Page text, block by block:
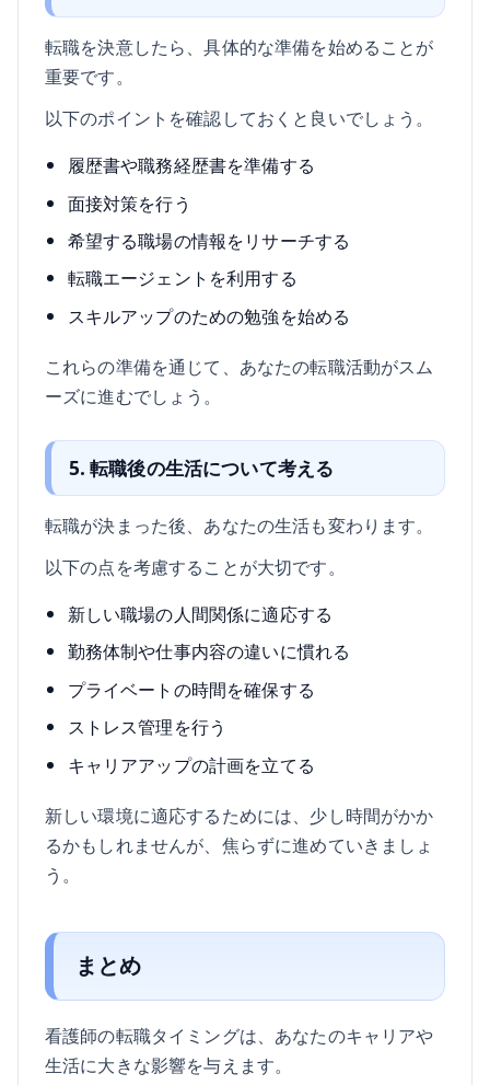
転職を決意したら、具体的な準備を始めることが
重要です。
以下のポイントを確認しておくと良いでしょう。
履歴書や職務経歴書を準備する
面接対策を行う
希望する職場の情報をリサーチする
転職エージェントを利用する
スキルアップのための勉強を始める
これらの準備を通じて、あなたの転職活動がスム
ーズに進むでしょう。
5. 転職後の生活について考える
転職が決まった後、あなたの生活も変わります。
以下の点を考慮することが大切です。
新しい職場の人間関係に適応する
勤務体制や仕事内容の違いに慣れる
プライベートの時間を確保する
ストレス管理を行う
キャリアアップの計画を立てる
新しい環境に適応するためには、少し時間がかか
るかもしれませんが、焦らずに進めていきましょ
う。
まとめ
看護師の転職タイミングは、あなたのキャリアや
生活に大きな影響を与えます。